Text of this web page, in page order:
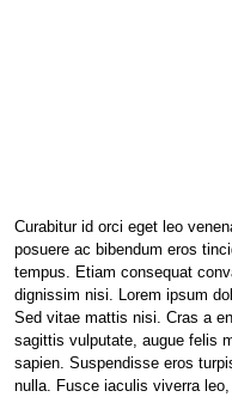
Curabitur id orci eget leo
posuere ac bibendum eros
tempus. Etiam consequat
dignissim nisi. Lorem ipsum
Sed vitae mattis nisi. Cras a
sagittis vulputate, augue felis
sapien. Suspendisse eros
nulla. Fusce iaculis viverra